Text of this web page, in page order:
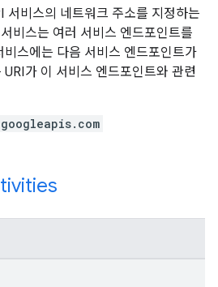
서비스의 네트워크 주소를 지정하는
비스는 여러 서비스 엔드포인트를
비스에는 다음 서비스 엔드포인트가
가 이 서비스 엔드포인트와 관련